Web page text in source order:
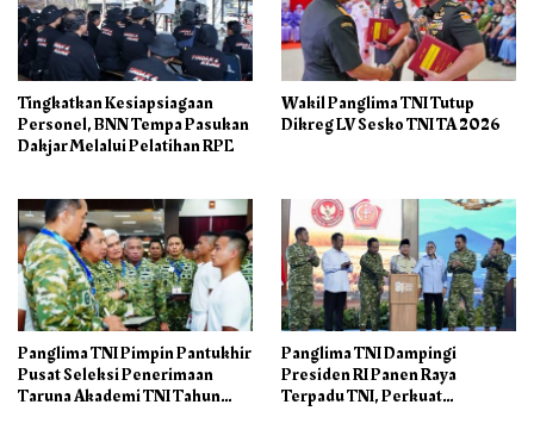
Tingkatkan Kesiapsiagaan
Personel, BNN Tempa Pasukan
Dakjar Melalui Pelatihan RPE
Wakil Panglima TNI Tutup
Dikreg LV Sesko TNI TA 2026
Panglima TNI Pimpin Pantukhir
Pusat Seleksi Penerimaan
Taruna Akademi TNI Tahun
Panglima TNI Dampingi
Presiden RI Panen Raya
Terpadu TNI, Perkuat